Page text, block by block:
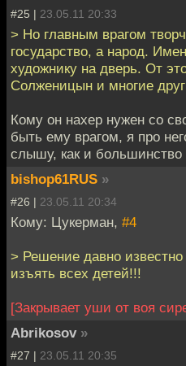
#25 | 23.05.11 20:33
> Но главным врагом
государство, а народ.
художнику на дверь. От
Солженицын и многие
Кому он нахер нужен со
быть ему врагом, я про
слышу, как и большинство
bishop61RUS »
#26 | 23.05.11 20:34
Кому: Цукерман, #4
> Решение давно
изъять всех детей!!!
[Закрывает уши от воя
Abrikosov »
#27 | 23.05.11 20:35